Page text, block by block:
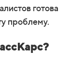
готова
проблему.